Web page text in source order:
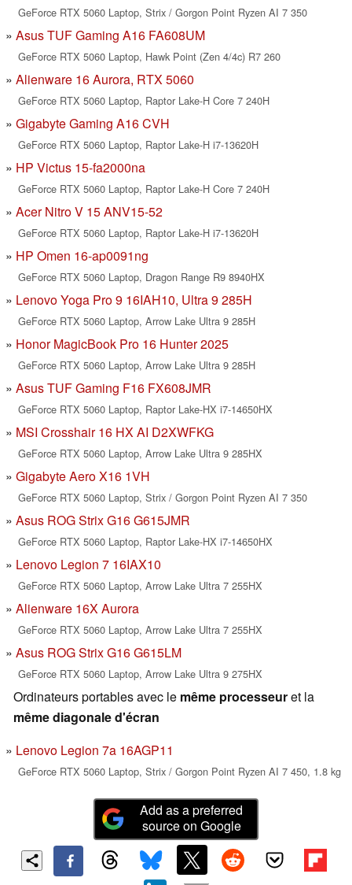
GeForce RTX 5060 Laptop, Strix / Gorgon Point Ryzen AI 7 350
Asus TUF Gaming A16 FA608UM
GeForce RTX 5060 Laptop, Hawk Point (Zen 4/4c) R7 260
Alienware 16 Aurora, RTX 5060
GeForce RTX 5060 Laptop, Raptor Lake-H Core 7 240H
Gigabyte Gaming A16 CVH
GeForce RTX 5060 Laptop, Raptor Lake-H i7-13620H
HP Victus 15-fa2000na
GeForce RTX 5060 Laptop, Raptor Lake-H Core 7 240H
Acer Nitro V 15 ANV15-52
GeForce RTX 5060 Laptop, Raptor Lake-H i7-13620H
HP Omen 16-ap0091ng
GeForce RTX 5060 Laptop, Dragon Range R9 8940HX
Lenovo Yoga Pro 9 16IAH10, Ultra 9 285H
GeForce RTX 5060 Laptop, Arrow Lake Ultra 9 285H
Honor MagicBook Pro 16 Hunter 2025
GeForce RTX 5060 Laptop, Arrow Lake Ultra 9 285H
Asus TUF Gaming F16 FX608JMR
GeForce RTX 5060 Laptop, Raptor Lake-HX i7-14650HX
MSI Crosshair 16 HX AI D2XWFKG
GeForce RTX 5060 Laptop, Arrow Lake Ultra 9 285HX
Gigabyte Aero X16 1VH
GeForce RTX 5060 Laptop, Strix / Gorgon Point Ryzen AI 7 350
Asus ROG Strix G16 G615JMR
GeForce RTX 5060 Laptop, Raptor Lake-HX i7-14650HX
Lenovo Legion 7 16IAX10
GeForce RTX 5060 Laptop, Arrow Lake Ultra 7 255HX
Alienware 16X Aurora
GeForce RTX 5060 Laptop, Arrow Lake Ultra 7 255HX
Asus ROG Strix G16 G615LM
GeForce RTX 5060 Laptop, Arrow Lake Ultra 9 275HX
Ordinateurs portables avec le même processeuret la
même diagonale d'écran
Lenovo Legion 7a 16AGP11
GeForce RTX 5060 Laptop, Strix / Gorgon Point Ryzen AI 7 450, 1.8 kg
Add as a preferred
source on Google